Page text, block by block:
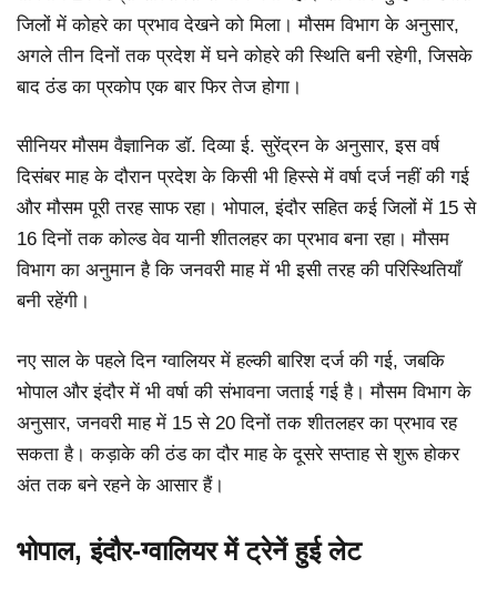
जिलों में कोहरे का प्रभाव देखने को मिला। मौसम विभाग के अनुसार,
अगले तीन दिनों तक प्रदेश में घने कोहरे की स्थिति बनी रहेगी, जिसके
बाद ठंड का प्रकोप एक बार फिर तेज होगा।
सीनियर मौसम वैज्ञानिक डॉ. दिव्या ई. सुरेंद्रन के अनुसार, इस वर्ष
दिसंबर माह के दौरान प्रदेश के किसी भी हिस्से में वर्षा दर्ज नहीं की गई
और मौसम पूरी तरह साफ रहा। भोपाल, इंदौर सहित कई जिलों में 15 से
16 दिनों तक कोल्ड वेव यानी शीतलहर का प्रभाव बना रहा। मौसम
विभाग का अनुमान है कि जनवरी माह में भी इसी तरह की परिस्थितियाँ
बनी रहेंगी।
नए साल के पहले दिन ग्वालियर में हल्की बारिश दर्ज की गई, जबकि
भोपाल और इंदौर में भी वर्षा की संभावना जताई गई है। मौसम विभाग के
अनुसार, जनवरी माह में 15 से 20 दिनों तक शीतलहर का प्रभाव रह
सकता है। कड़ाके की ठंड का दौर माह के दूसरे सप्ताह से शुरू होकर
अंत तक बने रहने के आसार हैं।
भोपाल, इंदौर-ग्वालियर में ट्रेनें हुई लेट